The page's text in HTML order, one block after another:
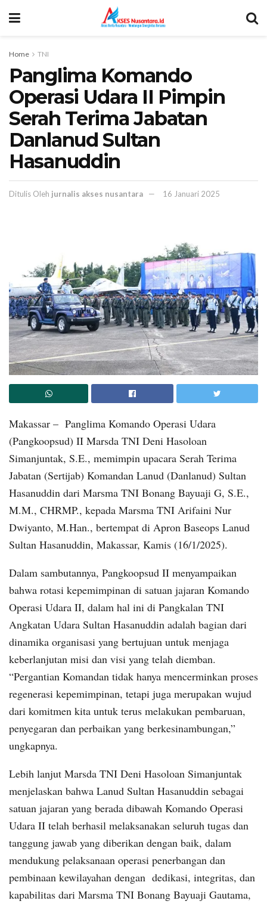
Home TNI
Panglima Komando
Operasi Udara II Pimpin
Serah Terima Jabatan
Danlanud Sultan
Hasanuddin
Ditulis Oleh jurnalis akses nusantara 16 Januari 2025
Makassar – Panglima Komando Operasi Udara
(Pangkoopsud) II Marsda TNI Deni Hasoloan
Simanjuntak, S.E., memimpin upacara Serah Terima
Jabatan (Sertijab) Komandan Lanud (Danlanud) Sultan
Hasanuddin dari Marsma TNI Bonang Bayuaji G, S.E.,
M.M., CHRMP., kepada Marsma TNI Arifaini Nur
Dwiyanto, M.Han., bertempat di Apron Baseops Lanud
Sultan Hasanuddin, Makassar, Kamis (16/1/2025).
Dalam sambutannya, Pangkoopsud II menyampaikan
bahwa rotasi kepemimpinan di satuan jajaran Komando
Operasi Udara II, dalam hal ini di Pangkalan TNI
Angkatan Udara Sultan Hasanuddin adalah bagian dari
dinamika organisasi yang bertujuan untuk menjaga
keberlanjutan misi dan visi yang telah diemban.
“Pergantian Komandan tidak hanya mencerminkan proses
regenerasi kepemimpinan, tetapi juga merupakan wujud
dari komitmen kita untuk terus melakukan pembaruan,
penyegaran dan perbaikan yang berkesinambungan,”
ungkapnya.
Lebih lanjut Marsda TNI Deni Hasoloan Simanjuntak
menjelaskan bahwa Lanud Sultan Hasanuddin sebagai
satuan jajaran yang berada dibawah Komando Operasi
Udara II telah berhasil melaksanakan seluruh tugas dan
tanggung jawab yang diberikan dengan baik, dalam
mendukung pelaksanaan operasi penerbangan dan
pembinaan kewilayahan dengan dedikasi, integritas, dan
kapabilitas dari Marsma TNI Bonang Bayuaji Gautama,